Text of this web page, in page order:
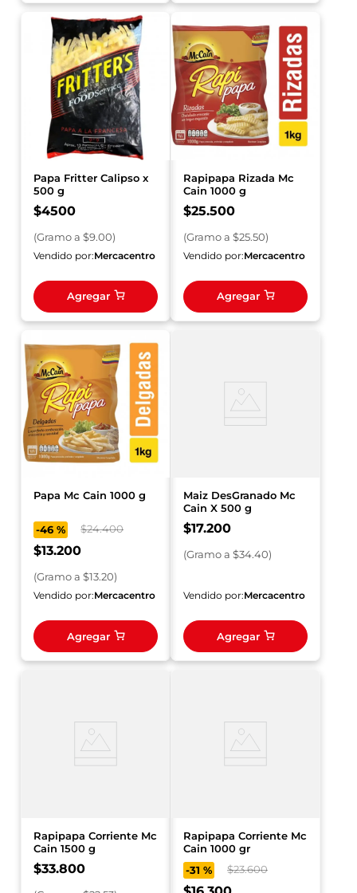
Papa Fritter Calipso x
500 g
$4500
(Gramoa $9.00)
Vendido por:Mercacentro
Agregar
Rapipapa Rizada Mc
Cain 1000 g
$25.500
(Gramoa $25.50)
Vendido por:Mercacentro
Agregar
Papa Mc Cain 1000 g
-46 % $24.400
$13.200
(Gramoa $13.20)
Vendido por:Mercacentro
Agregar
Maiz DesGranado Mc
Cain X 500 g
$17.200
(Gramoa $34.40)
Vendido por:Mercacentro
Agregar
Rapipapa Corriente Mc
Cain 1500 g
$33.800
Rapipapa Corriente Mc
Cain 1000 gr
-31 % $23.600